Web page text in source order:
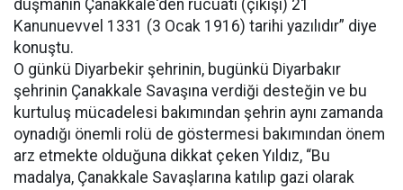
düşmanın Çanakkale'den rücuatı (çıkışı) 21
Kanunuevvel 1331 (3 Ocak 1916) tarihi yazılıdır” diye
konuştu.
O günkü Diyarbekir şehrinin, bugünkü Diyarbakır
şehrinin Çanakkale Savaşına verdiği desteğin ve bu
kurtuluş mücadelesi bakımından şehrin aynı zamanda
oynadığı önemli rolü de göstermesi bakımından önem
arz etmekte olduğuna dikkat çeken Yıldız, “Bu
madalya, Çanakkale Savaşlarına katılıp gazi olarak